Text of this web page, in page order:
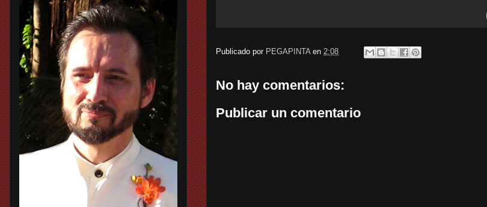
Publicado por PEGAPINTA en 2:08
No hay comentarios:
Publicar un comentario